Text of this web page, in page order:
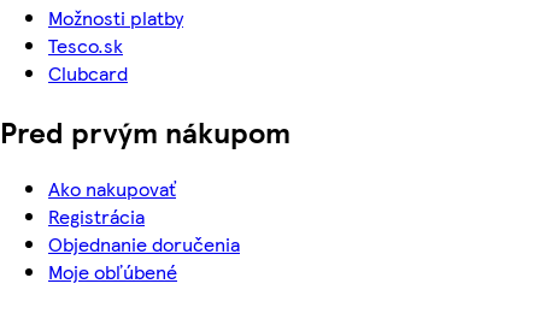
Možnosti platby
Tesco.sk
Clubcard
Pred prvým nákupom
Ako nakupovať
Registrácia
Objednanie doručenia
Moje obľúbené